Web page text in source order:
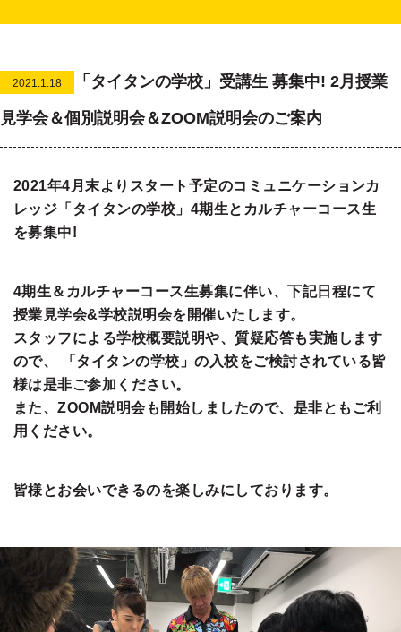
2021.1.18 「タイタンの学校」受講生 募集中! 2月授業
見学会＆個別説明会＆ZOOM説明会のご案内
2021年4月末よりスタート予定のコミュニケーションカ
レッジ「タイタンの学校」4期生とカルチャーコース生
を募集中!
4期生＆カルチャーコース生募集に伴い、下記日程にて
授業見学会&学校説明会を開催いたします。
スタッフによる学校概要説明や、質疑応答も実施します
ので、 「タイタンの学校」の入校をご検討されている皆
様は是非ご参加ください。
また、ZOOM説明会も開始しましたので、是非ともご利
用ください。
皆様とお会いできるのを楽しみにしております。